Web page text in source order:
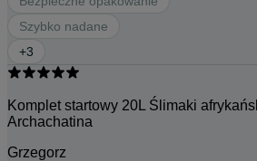
Szybko nadane
+3
Komplet startowy 20L Ślimaki
Archachatina
Grzegorz